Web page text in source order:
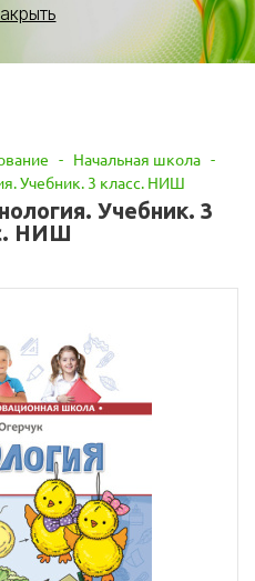
- Начальная школа -
Учебник. 3 класс. НИШ
Учебник. 3
НИШ